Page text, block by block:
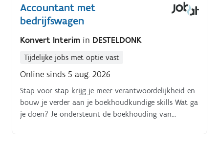
Accountant met
bedrijfswagen
Konvert Interim in DESTELDONK
Tijdelijke jobs met optie vast
Online sinds 5 aug. 2026
Stap voor stap krijg je meer verantwoordelijkheid en
bouw je verder aan je boekhoudkundige skills Wat ga
je doen? Je ondersteunt de boekhouding van